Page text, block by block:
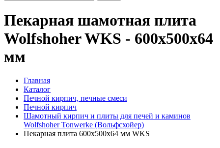
Пекарная шамотная плита
Wolfshoher WKS - 600x500x64
мм
Главная
Каталог
Печной кирпич, печные смеси
Печной кирпич
Шамотный кирпич и плиты для печей и каминов
Wolfshoher Tonwerke (Вольфсхойер)
Пекарная плита 600x500x64 мм WKS